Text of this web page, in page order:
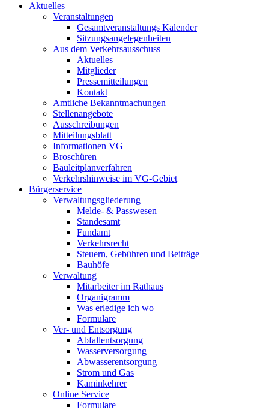
Aktuelles
Veranstaltungen
Gesamtveranstaltungs Kalender
Sitzungsangelegenheiten
Aus dem Verkehrsausschuss
Aktuelles
Mitglieder
Pressemitteilungen
Kontakt
Amtliche Bekanntmachungen
Stellenangebote
Ausschreibungen
Mitteilungsblatt
Informationen VG
Broschüren
Bauleitplanverfahren
Verkehrshinweise im VG-Gebiet
Bürgerservice
Verwaltungsgliederung
Melde- & Passwesen
Standesamt
Fundamt
Verkehrsrecht
Steuern, Gebühren und Beiträge
Bauhöfe
Verwaltung
Mitarbeiter im Rathaus
Organigramm
Was erledige ich wo
Formulare
Ver- und Entsorgung
Abfallentsorgung
Wasserversorgung
Abwasserentsorgung
Strom und Gas
Kaminkehrer
Online Service
Formulare